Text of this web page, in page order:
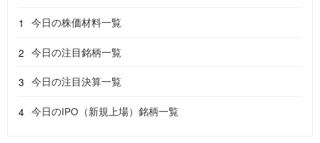
今日の株価材料一覧
今日の注目銘柄一覧
今日の注目決算一覧
今日のIPO（新規上場）銘柄一覧